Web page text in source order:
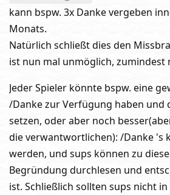
kann bspw. 3x Danke vergeben
Monats.
Natürlich schließt dies den
ist nun mal unmöglich, zumindest
Jeder Spieler könnte bspw. eine
/Danke zur Verfügung haben und
setzen, oder aber noch
die verwantwortlichen): /Danke 's
werden, und sups können zu
Begründung durchlesen und
ist. Schließlich sollten sups nicht